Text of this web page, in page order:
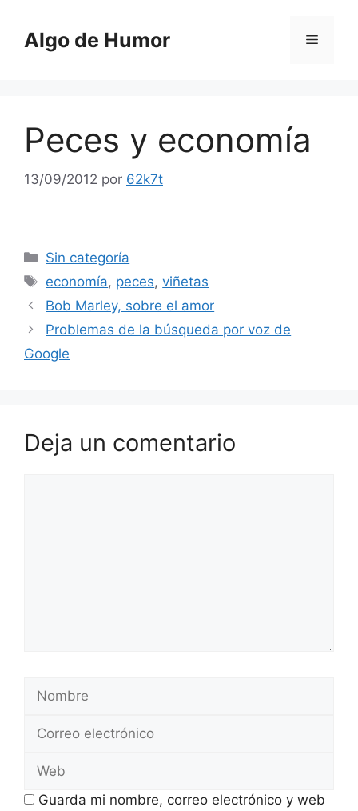
contenido
Algo de Humor Menú
Peces y economía
13/09/2012 por 62k7t
Categorías
Sin categoría
Etiquetas
economía, peces,viñetas
Bob Marley, sobre el amor
Problemas de la búsqueda por voz de
Google
Deja un comentario
Nombre
Correo
Web
Guarda mi nombre, correo electrónico y web